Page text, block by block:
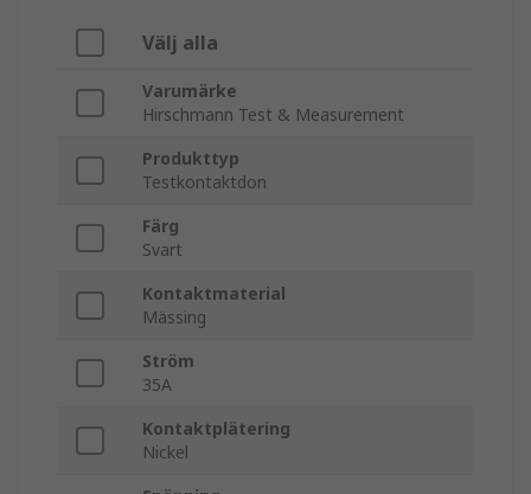
Välj alla
Varumärke
Hirschmann Test & Measurement
Produkttyp
Testkontaktdon
Färg
Svart
Kontaktmaterial
Mässing
Ström
35A
Kontaktplätering
Nickel